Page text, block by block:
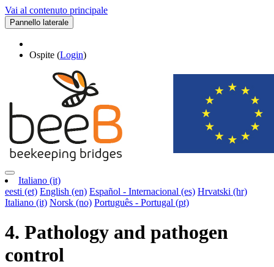
Vai al contenuto principale
Pannello laterale
Ospite (Login)
Italiano ‎(it)‎
eesti ‎(et)‎ English ‎(en)‎ Español - Internacional ‎(es)‎ Hrvatski ‎(hr)‎
Italiano ‎(it)‎ Norsk ‎(no)‎ Português - Portugal ‎(pt)‎
4. Pathology and pathogen
control